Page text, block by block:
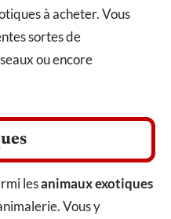
à acheter. Vous
sortes de
ou encore
lesanimaux exotiques
Vous y